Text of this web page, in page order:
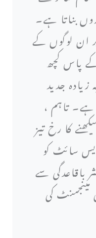
بناتا ہے۔
ان لوگوں کے
پاس کچھ
زیادہ جدید
تاہم ،
کا رخ تیز
سائٹ کو
باقاعدگی سے
کی